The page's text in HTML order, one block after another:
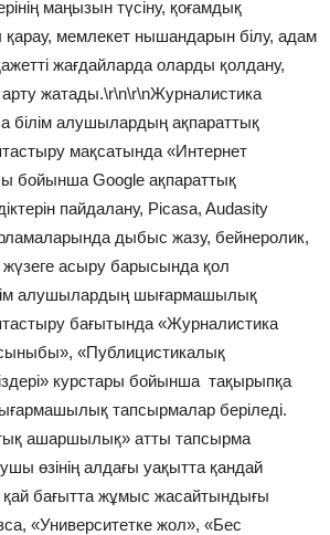
маңызын түсіну, қоғамдық
қарау, мемлекет нышандарын білу, адам
жағдайларда оларды қолдану,
арту жатады.\r\n\r\nЖурналистика
білім алушылардың ақпараттық
мақсатында «Интернет
бойынша Google ақпараттық
пайдалану, Picasa, Audasity
дыбыс жазу, бейнеролик,
асыру барысында қол
алушылардың шығармашылық
бағытында «Журналистика
«Публицистикалық
курстары бойынша тақырыпқа
тапсырмалар беріледі.
ашаршылық» атты тапсырма
өзінің алдағы уақытта қандай
қай бағытта жұмыс жасайтындығы
«Университетке жол», «Бес